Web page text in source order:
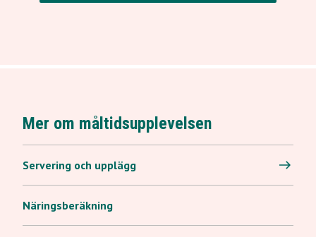
Mer om måltidsupplevelsen
Servering och upplägg
Näringsberäkning